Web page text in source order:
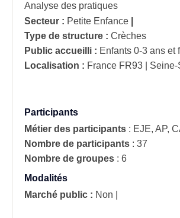
Analyse des pratiques
Secteur : Petite Enfance
Type de structure : Crèches
Public accueilli : Enfants 0-3 ans et
Localisation : France FR93 |
Participants
Métier des participants : EJE, AP,
Nombre de participants : 37
Nombre de groupes : 6
Modalités
Marché public : Non